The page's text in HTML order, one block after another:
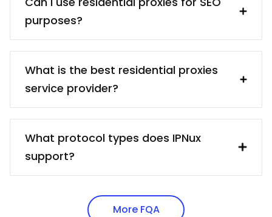
proxies usually come from reliable
sources. You’ll be sure that your proxies
are ethically obtained, and you won’t
residential proxies (real devices) vs.
data center proxies (cheaper); static
proxies (better for services that require
data collection). The best type of agent
is the one that helps you with the least
amount of effort.
purposes?
Certainly! Our residential proxies are
ideal for SEO tasks, offering diverse IP
addresses that help you analyze search
engine results, track keywords, and
conduct competitive analysis. Enhance
efficient residential proxies tailored for
SEO purposes.
What is the best residential proxies
service provider?
”The best” may be hard to define – for
starters, you may want to look into the
provider’s uptime statistics and IP
address pool. More importantly, the
provider must be ethical, i.e. source IP
addresses via white-hat methods.
What protocol types does IPNux
support?
proxy protocols.
More FQA